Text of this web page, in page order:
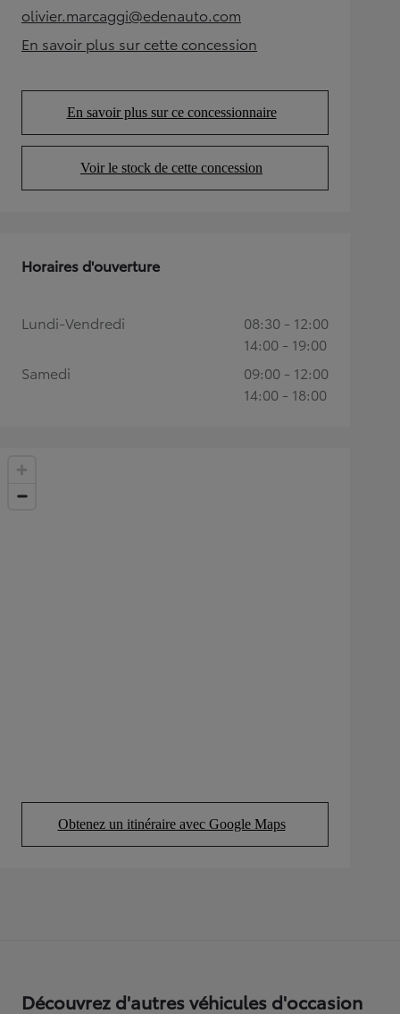
olivier.marcaggi@edenauto.com
(Opens in new tab)
En savoir plus sur cette concession
(Opens in new tab)
En savoir plus sur ce concessionnaire
(Opens in new tab)
Voir le stock de cette concession
(Opens in new tab)
Obtenez un itinéraire avec Google Maps
(Opens in new tab)
Horaires d'ouverture
Lundi-Vendredi
08:30 - 12:00
14:00 - 19:00
Samedi
09:00 - 12:00
14:00 - 18:00
Découvrez d'autres véhicules d'occasion